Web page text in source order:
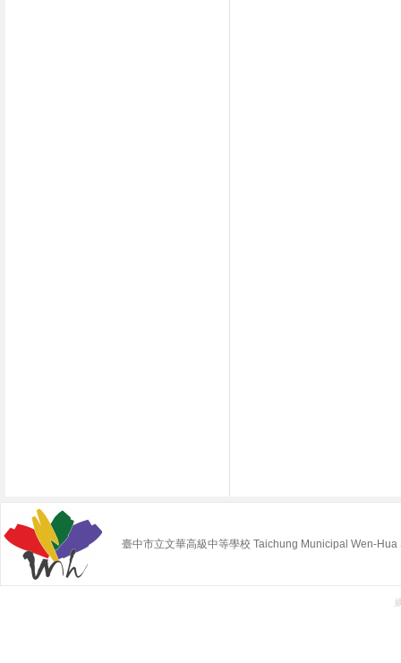
臺中市立文華高級中等學校 Taichung Municipal Wen-